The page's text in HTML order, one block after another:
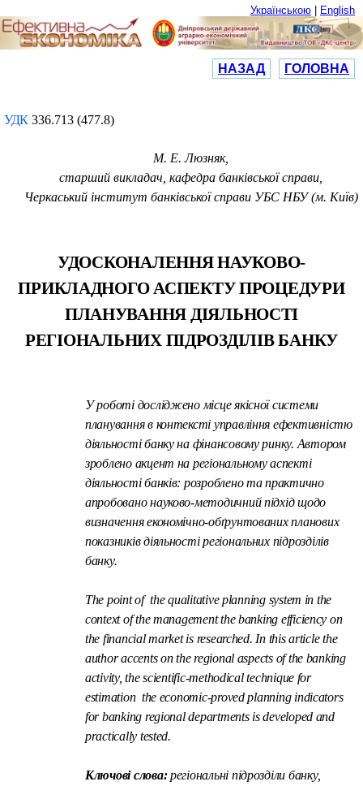
Українською English
НАЗАД ГОЛОВНА
УДК 336.713 (477.8)
М. Е. Люзняк,
старший викладач, кафедра банківської справи,
Черкаський інститут банківської справи УБС НБУ (м. Київ)
УДОСКОНАЛЕННЯ НАУКОВО-
ПРИКЛАДНОГО АСПЕКТУ ПРОЦЕДУРИ
ПЛАНУВАННЯ ДІЯЛЬНОСТІ
РЕГІОНАЛЬНИХ ПІДРОЗДІЛІВ БАНКУ
У роботі досліджено місце якісної системи
планування в контексті управління ефективністю
діяльності банку на фінансовому ринку. Автором
зроблено акцент на регіональному аспекті
діяльності банків: розроблено та практично
апробовано науково-методичний підхід щодо
визначення економічно-обґрунтованих планових
показників діяльності регіональних підрозділів
банку.
The point of the qualitative planning system in the
context of the management the banking efficiency on
the financial market is researched. In this article the
author accents on the regional aspects of the banking
activity, the scientific-methodical technique for
estimation the economic-proved planning indicators
for banking regional departments is developed and
practically tested.
Ключові слова:регіональні підрозділи банку,